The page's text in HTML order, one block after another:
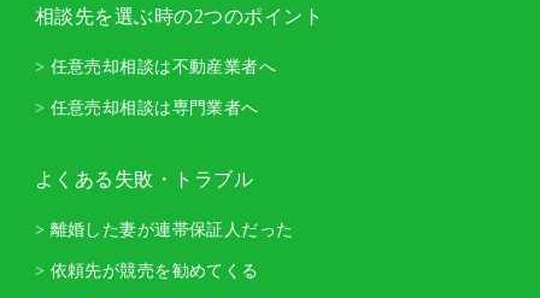
相談先を選ぶ時の2つのポイント
> 任意売却相談は不動産業者へ
> 任意売却相談は専門業者へ
よくある失敗・トラブル
> 離婚した妻が連帯保証人だった
> 依頼先が競売を勧めてくる